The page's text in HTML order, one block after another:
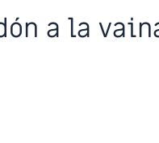
a la